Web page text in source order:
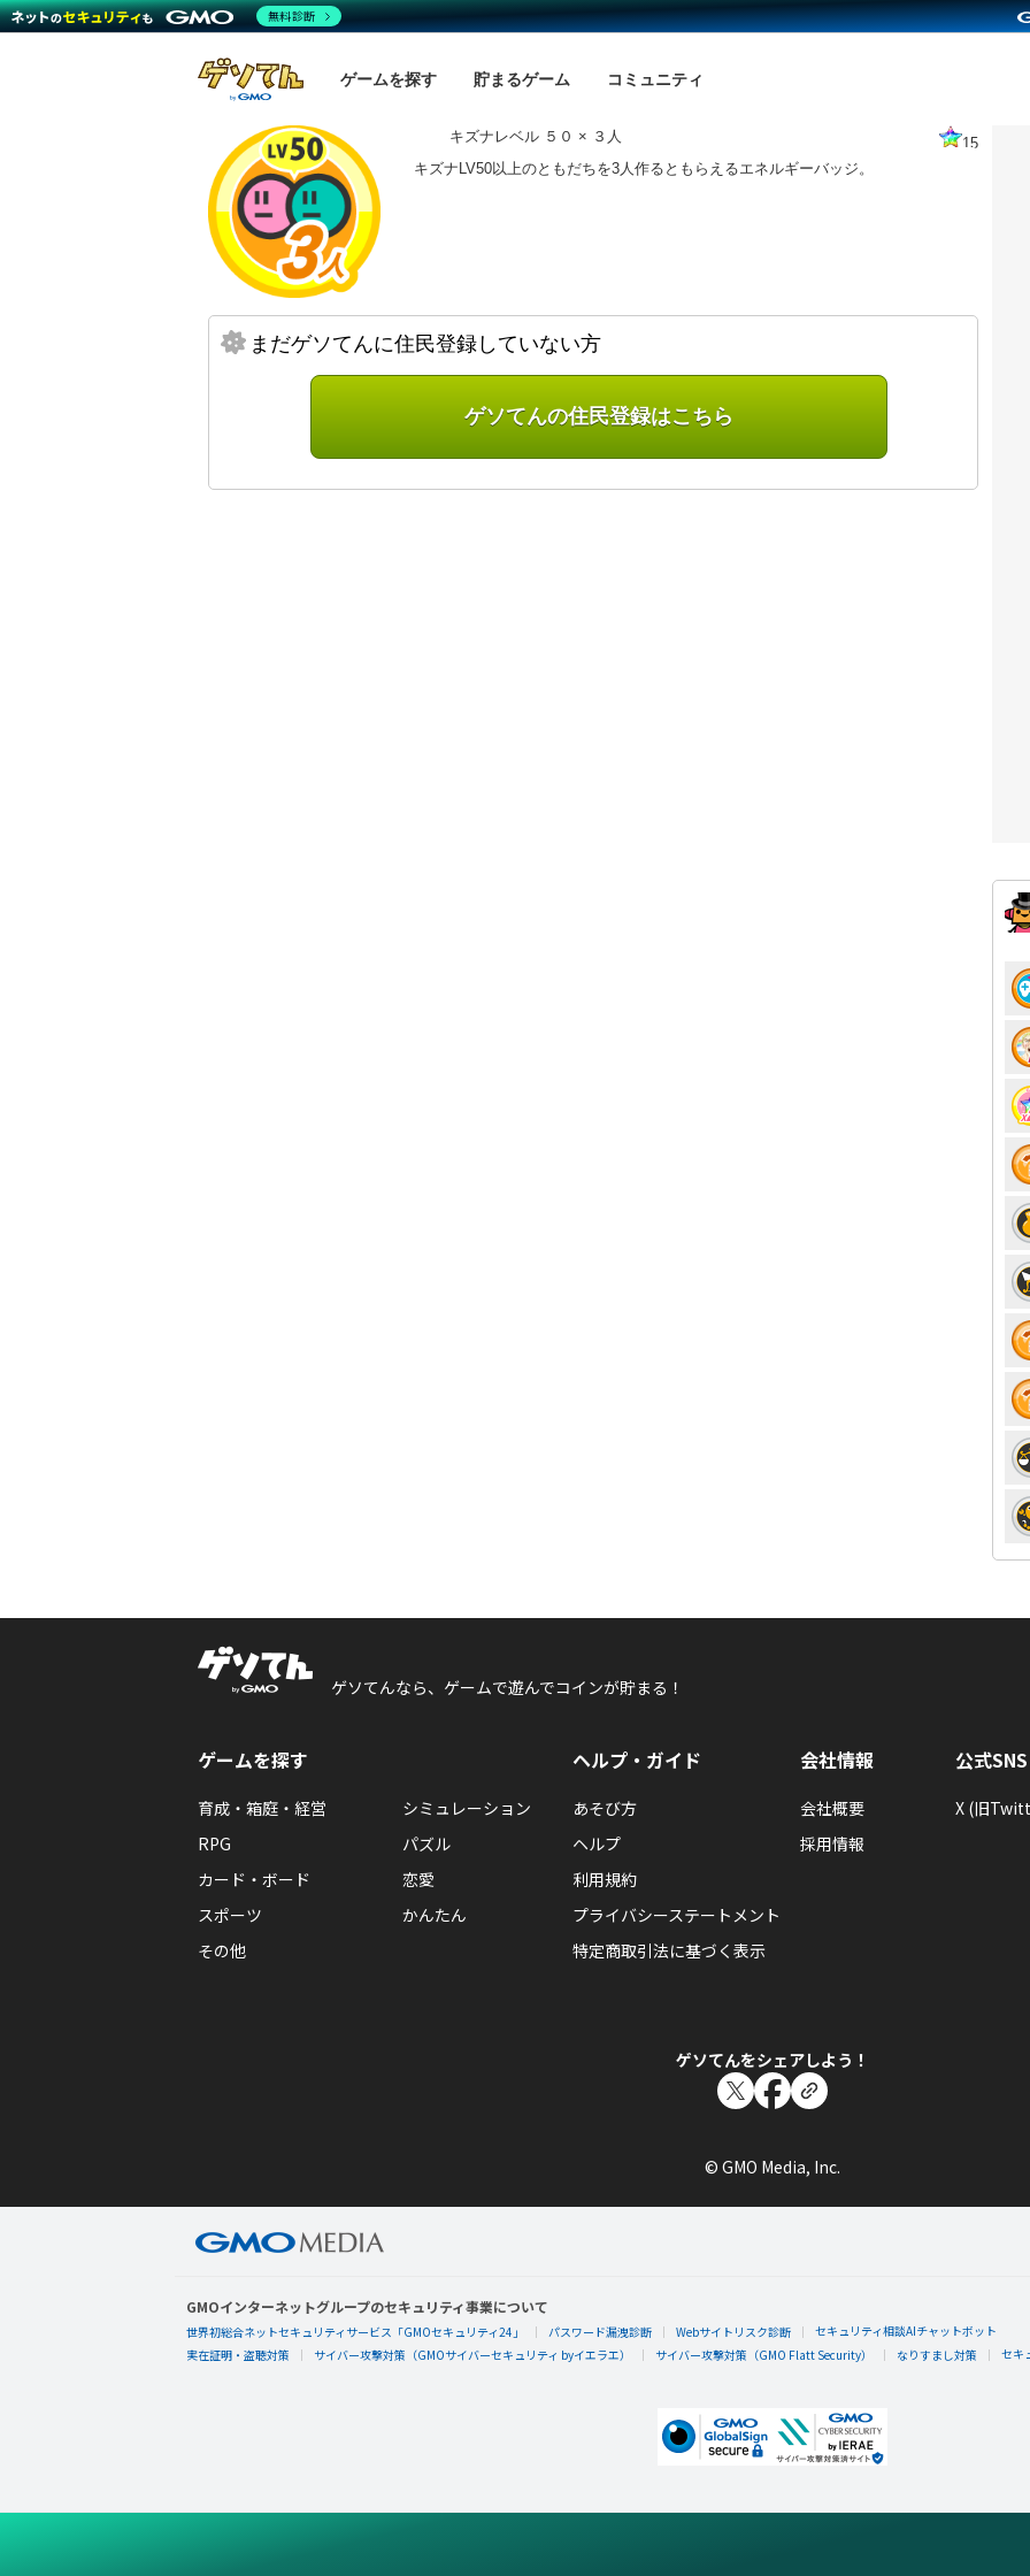
ゲームを探す 貯まるゲーム コミュニティ
キズナレベル ５０ × ３人
15
キズナLV50以上のともだちを3人作るともらえるエネルギーバッジ。
まだゲソてんに住民登録していない方
ゲソてんの住民登録はこちら
ゲソてんなら、ゲームで遊んでコインが貯まる！
ゲームを探す
育成・箱庭・経営
シミュレーション
RPG
パズル
カード・ボード
恋愛
スポーツ
かんたん
その他
ヘルプ・ガイド
あそび方
ヘルプ
利用規約
プライバシーステートメント
特定商取引法に基づく表示
会社情報
会社概要
採用情報
公式SNS
X (旧
ゲソてんをシェアしよう！
© GMO Media, Inc.
GMOインターネットグループのセキュリティ事業について
世界初総合ネットセキュリティサービス「GMOセキュリティ24」 パスワード漏洩診断 Webサイトリスク診断
セキュリティ相談AIチャットボット
実在証明・盗聴対策
サイバー攻撃対策（GMOサイバーセキュリティ byイエラエ） サイバー攻撃対策（GMO Flatt Security） なりすまし対策 セキ
無料診断